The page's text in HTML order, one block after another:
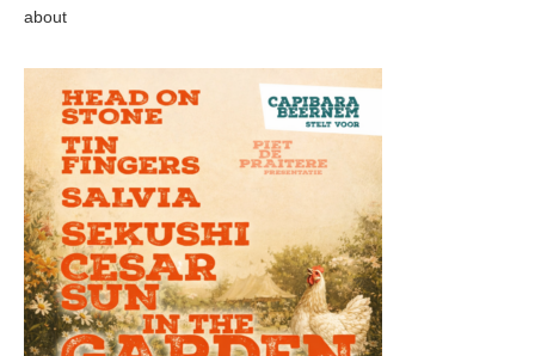
about